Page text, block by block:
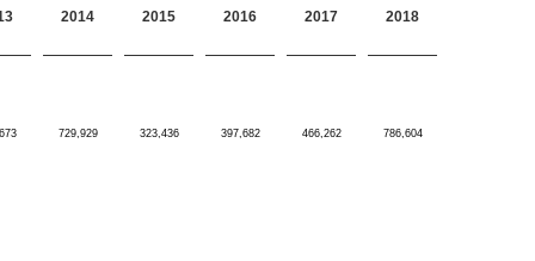
2014 2015 2016 2017 2018
729,929 323,436 397,682 466,262 786,604